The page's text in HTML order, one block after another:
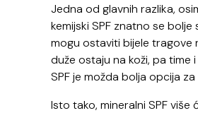
Jedna od glavnih razlika,
kemijski SPF znatno se
mogu ostaviti bijele tragove
duže ostaju na koži, pa
SPF je možda bolja opcija za
Isto tako, mineralni SPF